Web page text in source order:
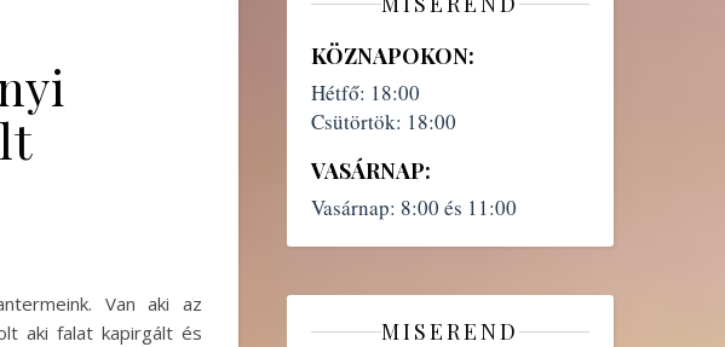
Van aki az
aki falat kapirgált és
KÖZNAPOKON:
Hétfő: 18:00
Csütörtök: 18:00
VASÁRNAP:
Vasárnap: 8:00 és 11:00
MISEREND